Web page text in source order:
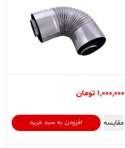
1,000,000 تومان
افزودن به سبد خرید مقایسه